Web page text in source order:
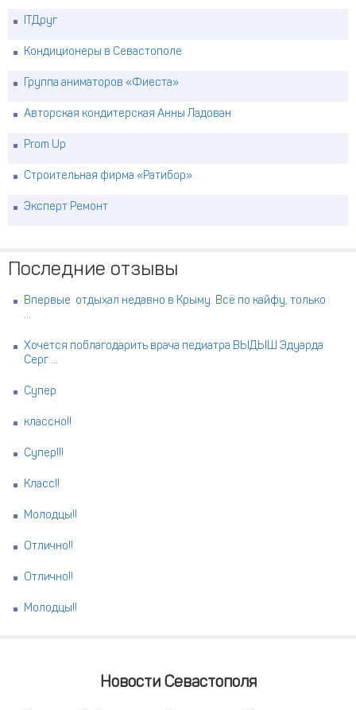
ITДруг
Кондиционеры в Севастополе
Группа аниматоров «Фиеста»
Авторская кондитерская Анны Ладован
Prom Up
Строительная фирма «Ратибор»
Эксперт Ремонт
Последние отзывы
Впервые отдыхал недавно в Крыму. Всё по кайфу, только
...
Хочется поблагодарить врача педиатра ВЫДЫШ Эдуарда
Серг ...
Супер
классно!!
Супер!!!
Класс!!
Молодцы!!
Отлично!!
Отлично!!
Молодцы!!
Новости Севастополя